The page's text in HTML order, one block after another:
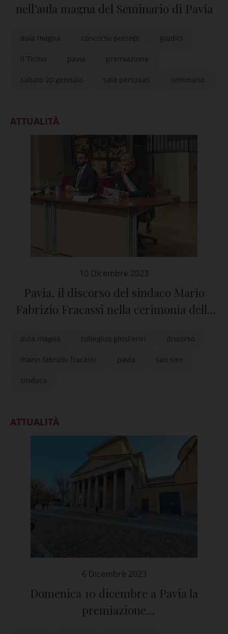
nell’aula magna del Seminario di Pavia
aula magna concorso presepi giudici
Il Ticino pavia premiazione
sabato 20 gennaio sala pertusati seminario
ATTUALITÀ
10 Dicembre 2023
Pavia, il discorso del sindaco Mario
Fabrizio Fracassi nella cerimonia delle
aula magna collegiuo ghislieriri discorso
mario fabrizio fracassi pavia san siro
sindaco
ATTUALITÀ
6 Dicembre 2023
Domenica 10 dicembre a Pavia la
premiazione